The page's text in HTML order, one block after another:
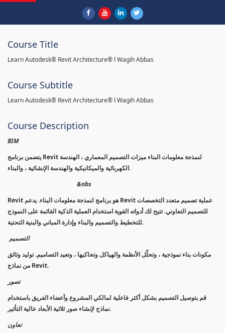
Course Title
Learn Autodesk® Revit Architecture® l Wagih Abbas
Course Subtitle
Learn Autodesk® Revit Architecture® l Wagih Abbas
Course Description
BIM
يتضمن برنامج Revit لنمذجة معلومات البناء ميزات التصميم المعماري ، الهندسة
الكهربائية والميكانيكية والهندسة الإنشائية ، والبناء.
&nbs
Revit هو برنامج لنمذجة معلومات البناء. يدعم Revit عملية تصميم متعدد التخصصات
للتصميم التعاوني. تتيح لك أدواته القوية استخدام العملية الذكية القائمة على النموذج
للتخطيط والتصميم والبناء وإدارة المباني والبنية التحتية.
التصميم
مكونات بناء نموذجية ، وتحلّل الأنظمة والهياكل وتحاكيها ، وتعيد التصاميم. توليد وثائق
من نماذج Revit.
تصور
قم بتوصيل التصميم بشكل أكثر فاعلية لمالكي المشروع وأعضاء الفريق باستخدام
نماذج لإنشاء صور ثلاثية الأبعاد عالية التأثير.
تعاون